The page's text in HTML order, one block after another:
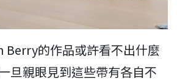
Berry的作品或許看不出什麼
旦親眼見到這些帶有各自不